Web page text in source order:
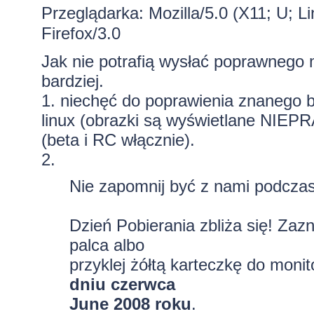
Przeglądarka: Mozilla/5.0 (X11; U;
Firefox/3.0
Jak nie potrafią wysłać
bardziej.
1. niechęć do poprawienia znanego
linux (obrazki są wyświetlane
(beta i RC włącznie).
2.
Nie zapomnij być z nami
Dzień Pobierania zbliża się!
palca albo
przyklej żółtą karteczkę do
dniu czerwca
June 2008 roku.